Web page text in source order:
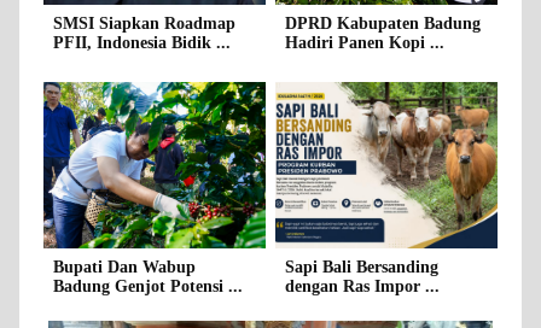
SMSI Siapkan Roadmap
PFII, Indonesia Bidik ...
DPRD Kabupaten Badung
Hadiri Panen Kopi ...
Bupati Dan Wabup
Badung Genjot Potensi ...
Sapi Bali Bersanding
dengan Ras Impor ...